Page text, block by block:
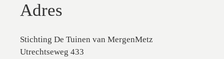
Adres
Stichting De Tuinen van MergenMetz
Utrechtseweg 433